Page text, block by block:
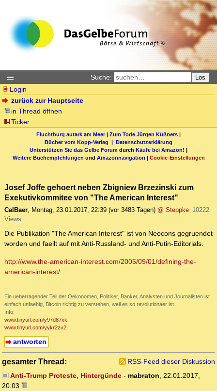
Suche: Los
Login
zurück zur Hauptseite
in Thread öffnen
Ticker
Fluchtburg autark am Meer| Zum Tode Jürgen Küßners |
Bücher vom Kopp-Verlag | Datenschutzerklärung
Unterstützen Sie das Gelbe Forum durch Käufe bei Amazon! |
Weitere Buchempfehlungen und Amazonnavigation | Cookie-Einstellungen
Josef Joffe gehoert neben Zbigniew Brzezinski zum
Exekutivkommitee von "The American Interest"
CalBaer, Montag, 23.01.2017, 22:39 (vor 3483 Tagen) @ Steppke 10222
Views
Die Publikation "The American Interest" ist von Neocons gegruendet
worden und faellt auf mit Anti-Russland- und Anti-Putin-Editorials.
http://www.the-american-interest.com/2005/09/01/defining-the-
american-interest/
--
Ein ueberragender Teil der Oekonomen, Politiker, Banker, Analysten und Journalisten ist
einfach unfaehig, Bitcoin richtig zu verstehen, weil es so revolutionaer ist.
Info:
www.tinyurl.com/y97d87xk
www.tinyurl.com/yykr2zv2
antworten
gesamter Thread:
RSS-Feed dieser Diskussion
Anti-Trump Proteste, Hintergünde- mabraton, 22.01.2017,
20:03